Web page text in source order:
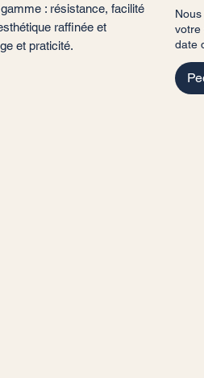
: résistance, facilité
raffinée et
et praticité.
votre
date